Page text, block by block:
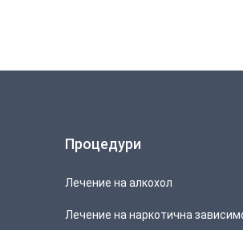
Процедури
Лечение на алкохол
Лечение на наркотична